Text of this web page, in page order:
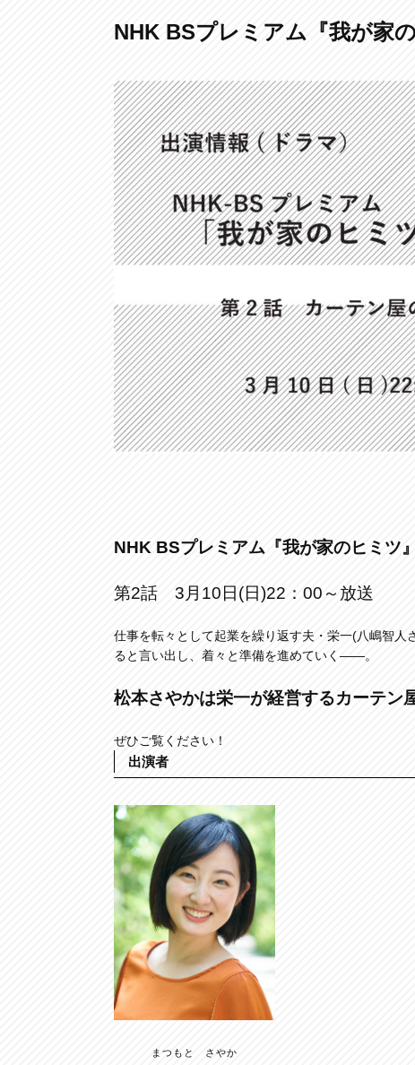
NHK BSプレミアム『我が家
NHK BSプレミアム『我が家のヒミツ』
第2話 3月10日(日)22：00～放送
仕事を転々として起業を繰り返す夫・栄一(八嶋智
ると言い出し、着々と準備を進めていく――。
松本さやかは栄一が経営するカーテン
ぜひご覧ください！
出演者
まつもと さやか